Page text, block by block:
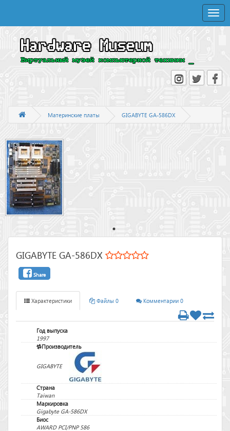
Toggle
Материнские платы GIGABYTE GA-586DX
GIGABYTE GA-586DX
Share
Характеристики Файлы 0 Комментарии 0
Год выпуска
1997
Производитель
GIGABYTE
Страна
Taiwan
Маркировка
Gigabyte GA-586DX
Биос
AWARD PCI/PNP 586